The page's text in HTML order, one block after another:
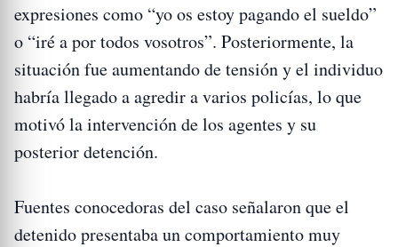
expresiones como “yo os estoy pagando el sueldo”
o “iré a por todos vosotros”. Posteriormente, la
situación fue aumentando de tensión y el individuo
habría llegado a agredir a varios policías, lo que
motivó la intervención de los agentes y su
posterior detención.
Fuentes conocedoras del caso señalaron que el
detenido presentaba un comportamiento muy